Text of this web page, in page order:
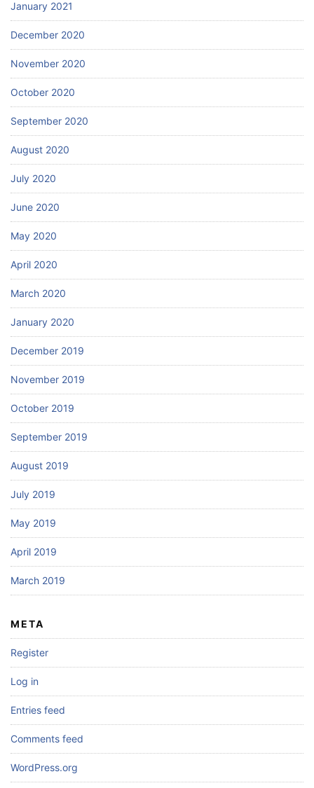
January 2021
December 2020
November 2020
October 2020
September 2020
August 2020
July 2020
June 2020
May 2020
April 2020
March 2020
January 2020
December 2019
November 2019
October 2019
September 2019
August 2019
July 2019
May 2019
April 2019
March 2019
META
Register
Log in
Entries feed
Comments feed
WordPress.org